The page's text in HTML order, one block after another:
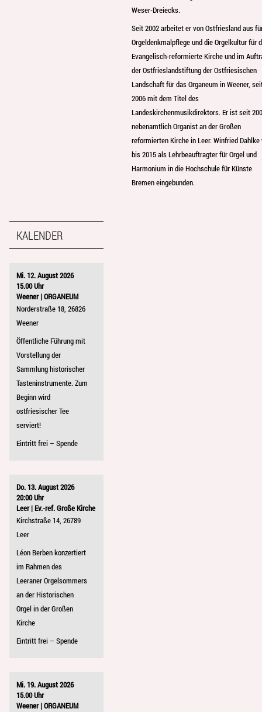
Weser-Dreiecks.
Seit 2002 arbeitet er von Ostfriesland aus
Orgeldenkmalpflege und die Orgelkultur für
Evangelisch-reformierte Kirche und im
der Ostfrieslandstiftung der Ostfriesischen
Landschaft für das Organeum in Weener,
2006 mit dem Titel des
Landeskirchenmusikdirektors. Er ist seit
nebenamtlich Organist an der Großen
reformierten Kirche in Leer. Winfried Dahlke
bis 2015 als Lehrbeauftragter für Orgel und
Harmonium in die Hochschule für Künste
Bremen eingebunden.
KALENDER
Mi. 12. August 2026
15.00 Uhr
Weener | ORGANEUM
Norderstraße 18, 26826
Weener
Öffentliche Führung mit
Vorstellung der
Sammlung historischer
Tasteninstrumente. Zum
Beginn wird
ostfriesischer Tee
serviert!
Eintritt frei – Spende
Do. 13. August 2026
20:00 Uhr
Leer | Ev.-ref. Große Kirche
Kirchstraße 14, 26789
Leer
Léon Berben konzertiert
im Rahmen des
Leeraner Orgelsommers
an der Historischen
Orgel in der Großen
Kirche
Eintritt frei – Spende
Mi. 19. August 2026
15.00 Uhr
Weener | ORGANEUM